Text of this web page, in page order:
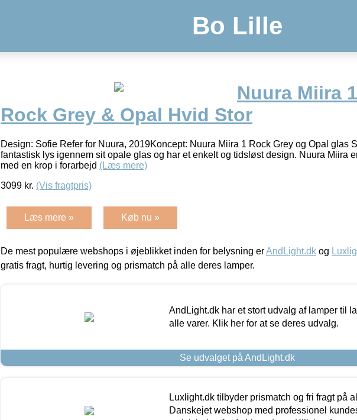
Bo Lille
Nuura Miira
Rock Grey & Opal Hvid Stor
Design: Sofie Refer for Nuura, 2019Koncept: Nuura Miira 1 Rock Grey og Opal glas
fantastisk lys igennem sit opale glas og har et enkelt og tidsløst design. Nuura Miira
med en krop i forarbejd (Læs mere)
3099 kr. (Vis fragtpris)
Læs mere » Køb nu »
De mest populære webshops i øjeblikket inden for belysning erAndLight.dk og
gratis fragt, hurtig levering og prismatch på alle deres lamper.
AndLight.dk har et stort udvalg af lamper til
alle varer. Klik her for at se deres udvalg.
Se udvalget på AndLight.dk
Luxlight.dk tilbyder prismatch og fri fragt på
Danskejet webshop med professionel